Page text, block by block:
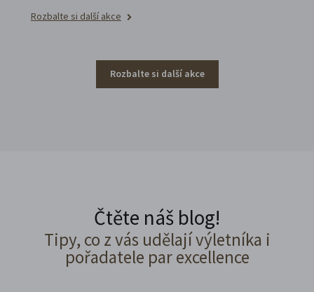
Rozbalte si další akce
Rozbalte si další akce
Čtěte náš blog!
Tipy, co z vás udělají výletníka i
pořadatele par excellence